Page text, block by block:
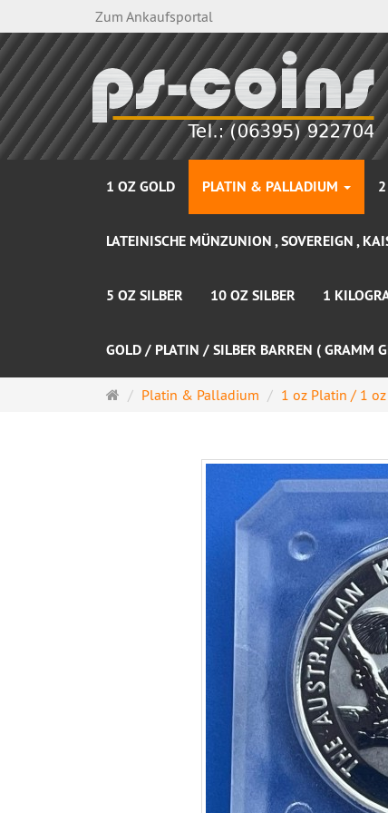
Zum Ankaufsportal
1 OZ GOLD PLATIN & PALLADIUM
LATEINISCHE MÜNZUNION , SOVEREIGN ,
5 OZ SILBER 10 OZ SILBER 1
GOLD / PLATIN / SILBER BARREN ( GRAMM
Startseite
Platin & Palladium 1 oz Platin / 1